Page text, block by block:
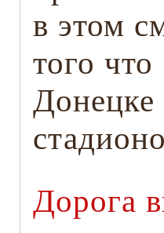
в этом
того
Донецке
Дорога